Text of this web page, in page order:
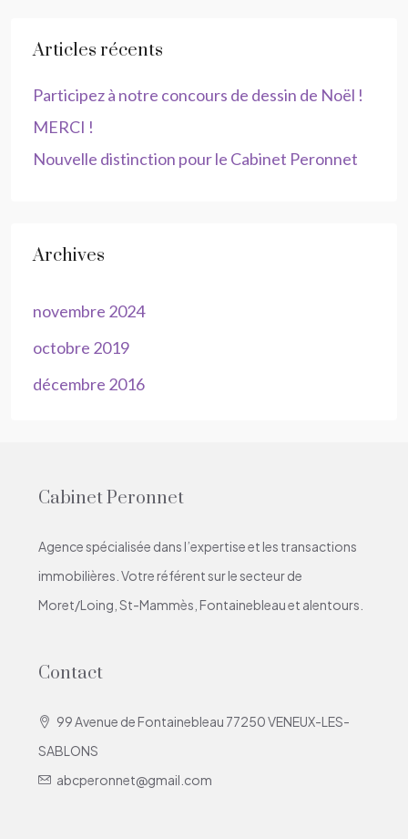
Articles récents
Participez à notre concours de dessin de Noël !
MERCI !
Nouvelle distinction pour le Cabinet Peronnet
Archives
novembre 2024
octobre 2019
décembre 2016
Cabinet Peronnet
Agence spécialisée dans l’expertise et les transactions
immobilières. Votre référent sur le secteur de
Moret/Loing, St-Mammès, Fontainebleau et alentours.
Contact
99 Avenue de Fontainebleau 77250 VENEUX-LES-
SABLONS
abcperonnet@gmail.com